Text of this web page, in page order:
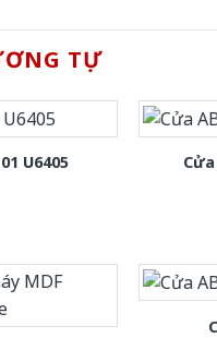
TỰ
U6405
Cửa